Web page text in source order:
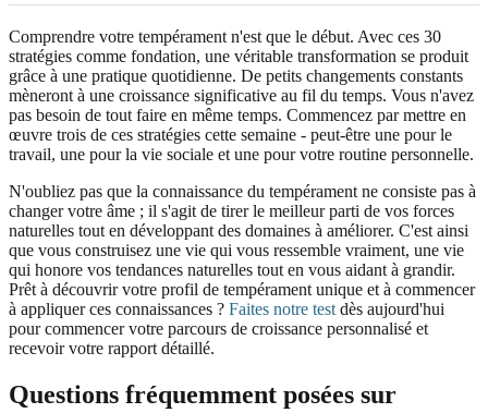
Comprendre votre tempérament n'est que le début. Avec ces 30
stratégies comme fondation, une véritable transformation se produit
grâce à une pratique quotidienne. De petits changements constants
mèneront à une croissance significative au fil du temps. Vous n'avez
pas besoin de tout faire en même temps. Commencez par mettre en
œuvre trois de ces stratégies cette semaine - peut-être une pour le
travail, une pour la vie sociale et une pour votre routine personnelle.
N'oubliez pas que la connaissance du tempérament ne consiste pas à
changer votre âme ; il s'agit de tirer le meilleur parti de vos forces
naturelles tout en développant des domaines à améliorer. C'est ainsi
que vous construisez une vie qui vous ressemble vraiment, une vie
qui honore vos tendances naturelles tout en vous aidant à grandir.
Prêt à découvrir votre profil de tempérament unique et à commencer
à appliquer ces connaissances ? Faites notre test dès aujourd'hui
pour commencer votre parcours de croissance personnalisé et
recevoir votre rapport détaillé.
Questions fréquemment posées sur